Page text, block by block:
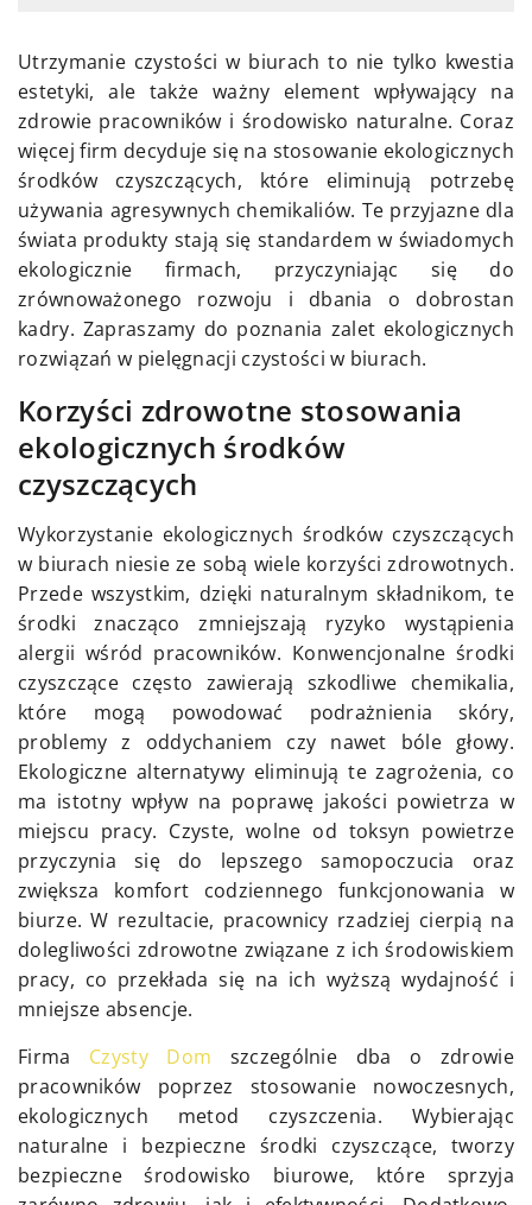
Utrzymanie czystości w biurach to nie tylko kwestia
estetyki, ale także ważny element wpływający na
zdrowie pracowników i środowisko naturalne. Coraz
więcej firm decyduje się na stosowanie ekologicznych
środków czyszczących, które eliminują potrzebę
używania agresywnych chemikaliów. Te przyjazne dla
świata produkty stają się standardem w świadomych
ekologicznie firmach, przyczyniając się do
zrównoważonego rozwoju i dbania o dobrostan
kadry. Zapraszamy do poznania zalet ekologicznych
rozwiązań w pielęgnacji czystości w biurach.
Korzyści zdrowotne stosowania
ekologicznych środków
czyszczących
Wykorzystanie ekologicznych środków czyszczących
w biurach niesie ze sobą wiele korzyści zdrowotnych.
Przede wszystkim, dzięki naturalnym składnikom, te
środki znacząco zmniejszają ryzyko wystąpienia
alergii wśród pracowników. Konwencjonalne środki
czyszczące często zawierają szkodliwe chemikalia,
które mogą powodować podrażnienia skóry,
problemy z oddychaniem czy nawet bóle głowy.
Ekologiczne alternatywy eliminują te zagrożenia, co
ma istotny wpływ na poprawę jakości powietrza w
miejscu pracy. Czyste, wolne od toksyn powietrze
przyczynia się do lepszego samopoczucia oraz
zwiększa komfort codziennego funkcjonowania w
biurze. W rezultacie, pracownicy rzadziej cierpią na
dolegliwości zdrowotne związane z ich środowiskiem
pracy, co przekłada się na ich wyższą wydajność i
mniejsze absencje.
Firma Czysty Dom szczególnie dba o zdrowie
pracowników poprzez stosowanie nowoczesnych,
ekologicznych metod czyszczenia. Wybierając
naturalne i bezpieczne środki czyszczące, tworzy
bezpieczne środowisko biurowe, które sprzyja